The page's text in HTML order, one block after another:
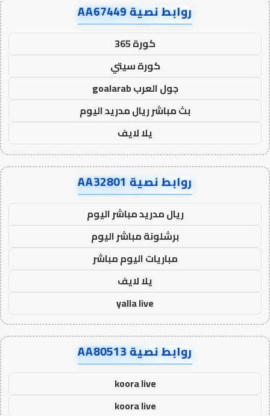
روابط نصية AA67449
كورة 365
كورة سيتي
جول العرب goalarab
بث مباشر ريال مدريد اليوم
يلا لايف
روابط نصية AA32801
ريال مدريد مباشر اليوم
برشلونة مباشر اليوم
مباريات اليوم مباشر
يلا لايف
yalla live
روابط نصية AA80513
koora live
koora live